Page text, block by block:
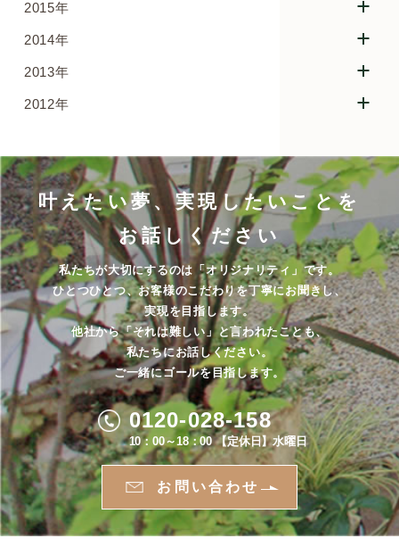
2015年
2014年
2013年
2012年
叶えたい夢、実現したいことを
お話しください
私たちが大切にするのは「オリジナリティ」です。
ひとつひとつ、お客様のこだわりを丁寧にお聞きし、
実現を目指します。
他社から「それは難しい」と言われたことも、
私たちにお話しください。
ご一緒にゴールを目指します。
0120-028-158
10：00～18：00 【定休日】水曜日
お問い合わせ